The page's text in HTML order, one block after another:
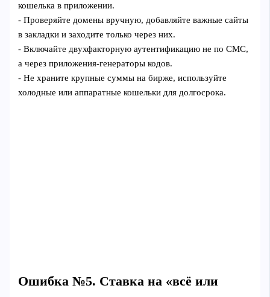
кошелька в приложении.
- Проверяйте домены вручную, добавляйте важные сайты
в закладки и заходите только через них.
- Включайте двухфакторную аутентификацию не по СМС,
а через приложения‑генераторы кодов.
- Не храните крупные суммы на бирже, используйте
холодные или аппаратные кошельки для долгосрока.
Ошибка №5. Ставка на «всё или